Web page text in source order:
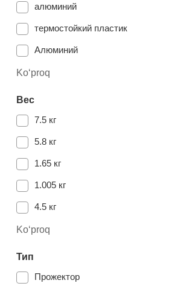
алюминий
термостойкий пластик
Алюминий
Ko‘proq
Вес
7.5 кг
5.8 кг
1.65 кг
1.005 кг
4.5 кг
Ko‘proq
Тип
Прожектор